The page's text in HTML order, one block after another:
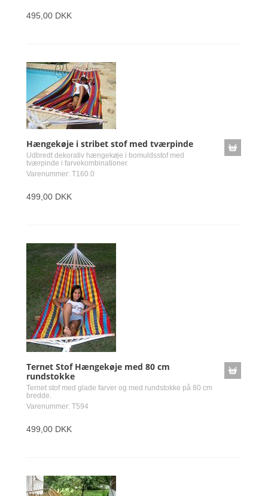
495,00 DKK
Hængekøje i stribet stof med tværpinde
Udbredt dekorativ hængekøje i bomuldsstof med
tværpinde i farvekombinationer.
Varenummer: T160.0
499,00 DKK
Ternet Stof Hængekøje med 80 cm
rundstokke
Ternet stof med glade farver og med rundstokke på 80 cm
bredde.
Varenummer: T594
499,00 DKK